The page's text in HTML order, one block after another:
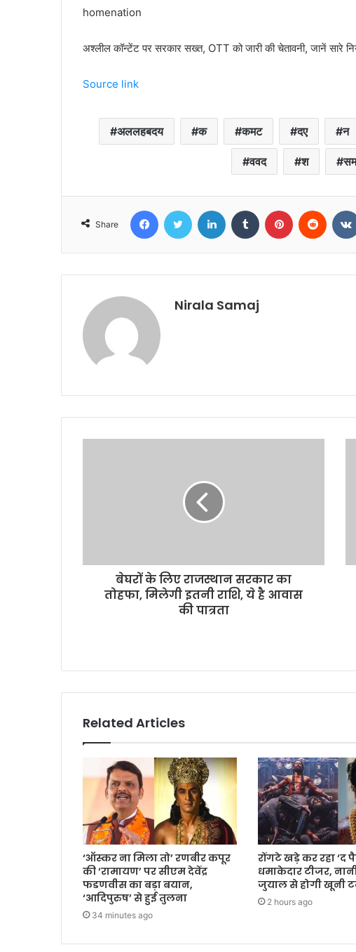
homenation
अश्लील कॉन्टेंट पर सरकार सख्त, OTT को जारी की चेतावनी, जानें सारे
Source link
अललहबदय क कमट दए न
ववद श
Share
FacebookTwitter LinkedIn Tumblr Pinterest Reddit
Nirala Samaj
बेघरों के लिए राजस्थान सरकार का
तोहफा, मिलेगी इतनी राशि, ये है आवास
की पात्रता
Related Articles
‘ऑस्कर ना मिला तो’ रणबीर कपूर
की ‘रामायण’ पर सीएम देवेंद्र
फडणवीस का बड़ा बयान,
‘आदिपुरुष’ से हुई तुलना
34 minutes ago
रोंगटे खड़े कर रहा ‘द
धमाकेदार टीजर,
जुयाल से होगी खूनी
2 hours ago